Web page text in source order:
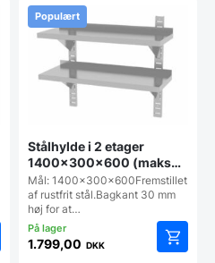
Populært
Stålhylde i 2 etager
1400x300x600 (maks
25 kg pr hylde), Hendi
Mål: 1400x300x600Fremstillet
af rustfrit stål.Bagkant 30 mm
høj for at…
1.799,00 DKK